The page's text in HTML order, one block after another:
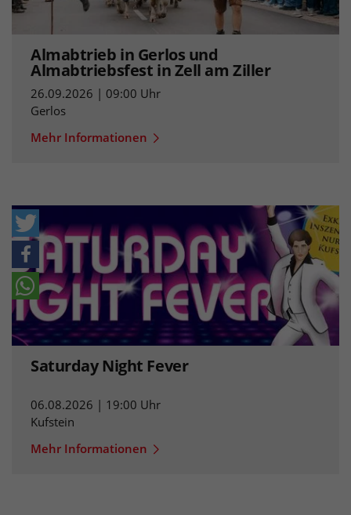
Almabtrieb in Gerlos und
Almabtriebsfest in Zell am Ziller
26.09.2026 | 09:00 Uhr
Gerlos
Mehr Informationen
Saturday Night Fever
06.08.2026 | 19:00 Uhr
Kufstein
Mehr Informationen